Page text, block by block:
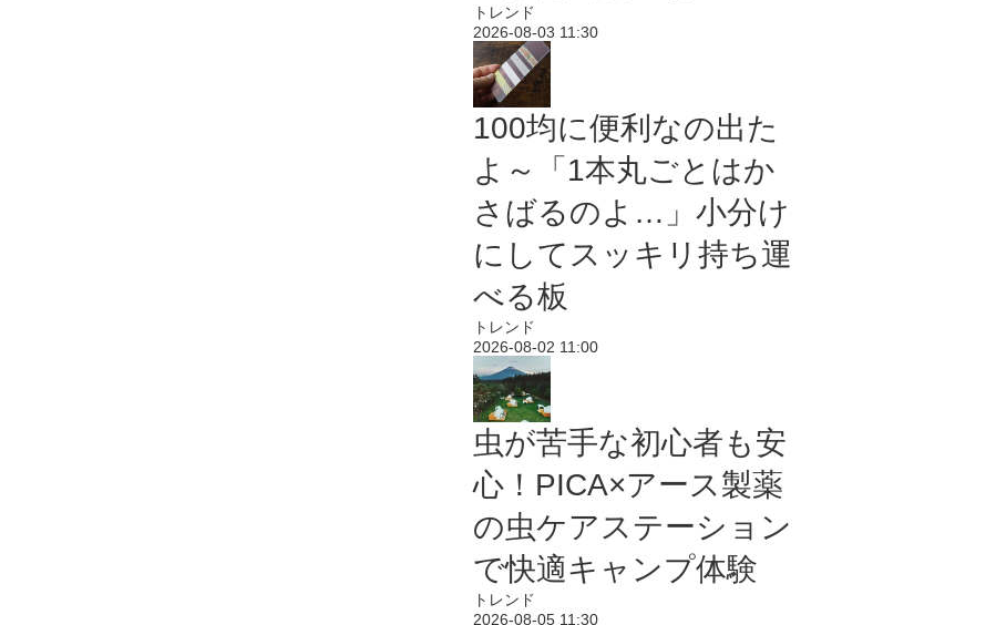
トレンド
2026-08-03 11:30
100均に便利なの出た
よ～「1本丸ごとはか
さばるのよ…」小分け
にしてスッキリ持ち運
べる板
トレンド
2026-08-02 11:00
虫が苦手な初心者も安
心！PICA×アース製薬
の虫ケアステーション
で快適キャンプ体験
トレンド
2026-08-05 11:30